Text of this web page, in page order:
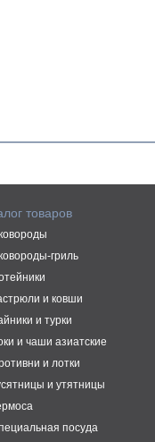
товаров
гриль
и ковши
и турки
и чаши азиатские
и лотки
и утятницы
посуда